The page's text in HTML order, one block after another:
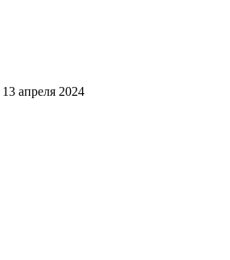
13 апреля 2024